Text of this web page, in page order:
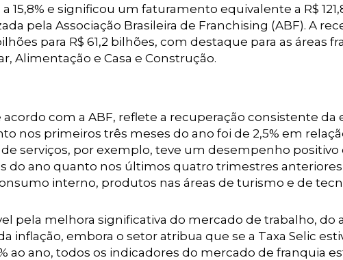
15,8% e significou um faturamento equivalente a R$
pela Associação Brasileira de Franchising (ABF). A
para R$ 61,2 bilhões, com destaque para as áreas
Alimentação e Casa e Construção.
acordo com a ABF, reflete a recuperação consistente da
nos primeiros três meses do ano foi de 2,5% em
de serviços, por exemplo, teve um desempenho positivo
do ano quanto nos últimos quatro trimestres
interno, produtos nas áreas de turismo e de
pela melhora significativa do mercado de trabalho, do
inflação, embora o setor atribua que se a Taxa Selic
ao ano, todos os indicadores do mercado de franquia